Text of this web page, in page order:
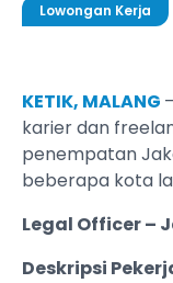
Lowongan Kerja
KETIK, MALANG
karier dan
penempatan
beberapa kota
Legal Officer –
Deskripsi